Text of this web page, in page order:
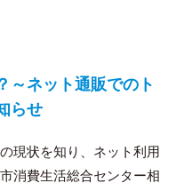
～ネット通販でのト
らせ
現状を知り、ネット利用
消費生活総合センター相